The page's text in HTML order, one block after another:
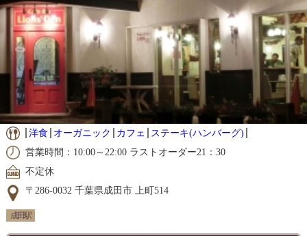
洋食 オーガニック カフェ
ステーキ(ハンバーグ)
営業時間：10:00～22:00 ラストオーダー21：30
不定休
〒286-0032 千葉県成田市 上町514
成田駅